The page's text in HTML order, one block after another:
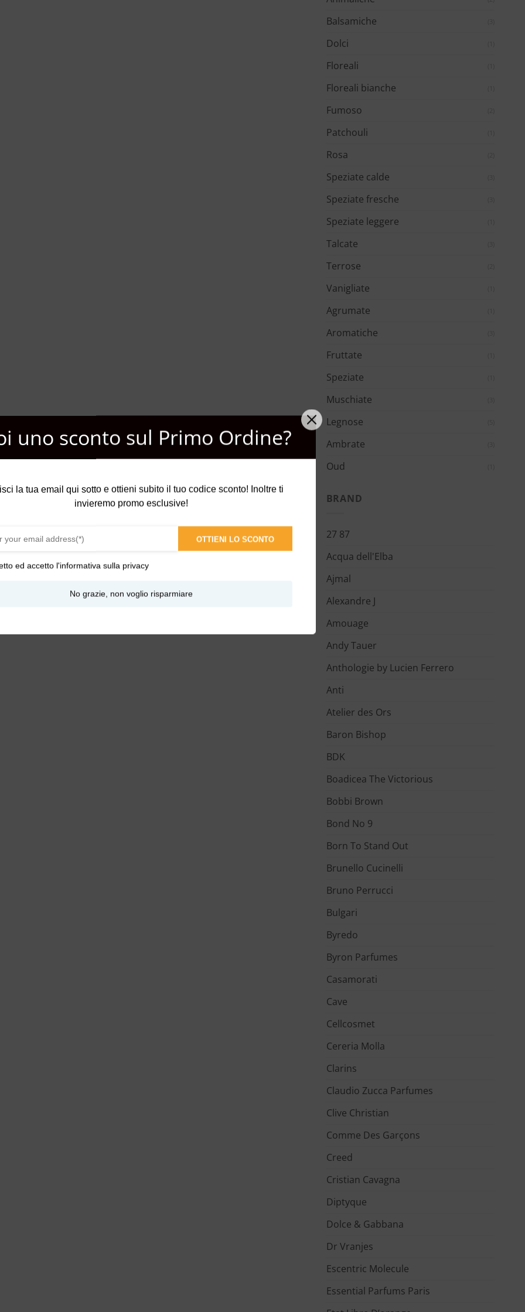
Balsamiche
Dolci
Floreali
Floreali bianche
Fumoso
Patchouli
Rosa
Speziate calde
Speziate fresche
Speziate leggere
Talcate
Terrose
Vanigliate
Agrumate
Aromatiche
Fruttate
Speziate
Muschiate
Legnose
Ambrate
Oud
BRAND
27 87
Acqua dell'Elba
Ajmal
Alexandre J
Amouage
Andy Tauer
Anthologie by Lucien Ferrero
Anti
Atelier des Ors
Baron Bishop
BDK
Boadicea The Victorious
Bobbi Brown
Bond No 9
Born To Stand Out
Brunello Cucinelli
Bruno Perrucci
Bulgari
Byredo
Byron Parfumes
Casamorati
Cave
Cellcosmet
Cereria Molla
Clarins
Claudio Zucca Parfumes
Clive Christian
Comme Des Garçons
Creed
Cristian Cavagna
Diptyque
Dolce & Gabbana
Dr Vranjes
Escentric Molecule
Essential Parfums Paris
uno sconto sul Primo Ordine?
la tua email qui sotto e ottieni subito il tuo codice sconto! Inoltre ti
invieremo promo esclusive!
OTTIENI LO SCONTO
ed accetto l'informativa sulla privacy
No grazie, non voglio risparmiare